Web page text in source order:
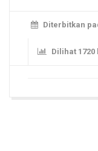
Diterbitkan
Dilihat 1720